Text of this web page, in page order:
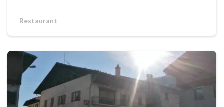
Restaurant